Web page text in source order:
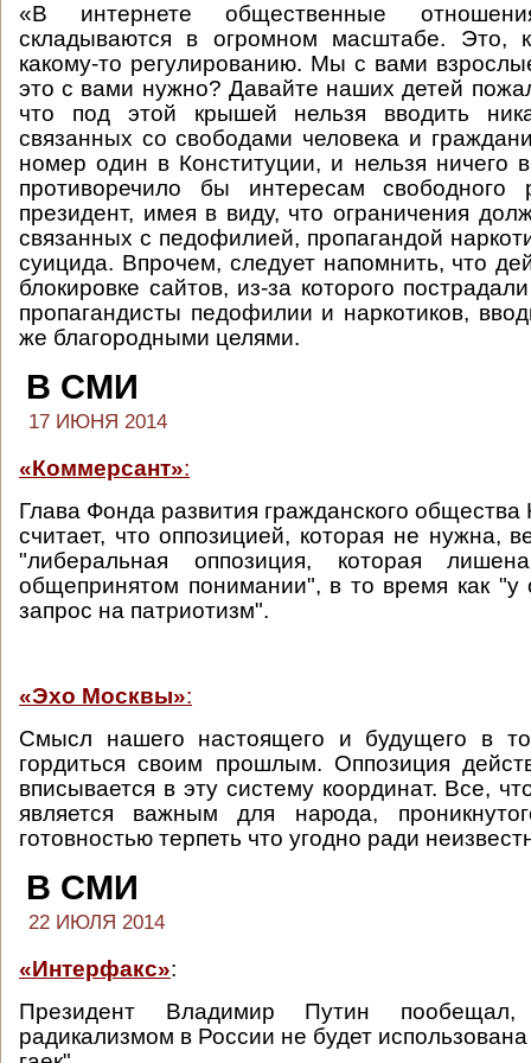
«В интернете общественные
складываются в огромном масштабе. Это,
какому-то регулированию. Мы с вами
это с вами нужно? Давайте наших детей
что под этой крышей нельзя вводить
связанных со свободами человека и
номер один в Конституции, и нельзя ничего
противоречило бы интересам свободного
президент, имея в виду, что ограничения
связанных с педофилией, пропагандой
суицида. Впрочем, следует напомнить, что
блокировке сайтов, из-за которого
пропагандисты педофилии и наркотиков,
же благородными целями.
В СМИ
17 ИЮНЯ 2014
«Коммерсант»:
Глава Фонда развития гражданского общества
считает, что оппозицией, которая не нужна,
"либеральная оппозиция, которая
общепринятом понимании", в то время как "у
запрос на патриотизм".
«Эхо Москвы»:
Смысл нашего настоящего и будущего в
гордиться своим прошлым. Оппозиция
вписывается в эту систему координат. Все,
является важным для народа,
готовностью терпеть что угодно ради
В СМИ
22 ИЮЛЯ 2014
«Интерфакс»:
Президент Владимир Путин
радикализмом в России не будет